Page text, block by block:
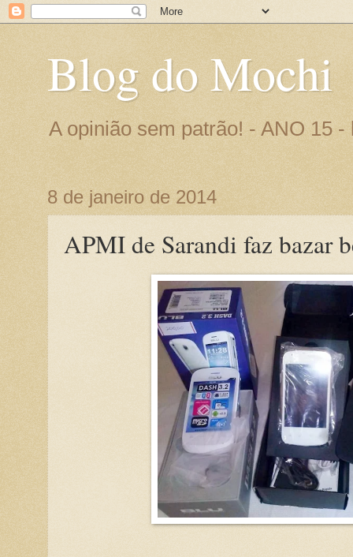
Blog do Mochi
A opinião sem patrão! - ANO 15
8 de janeiro de 2014
APMI de Sarandi faz bazar